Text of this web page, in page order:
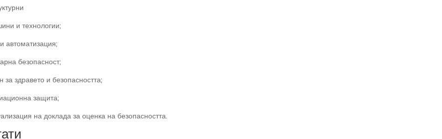
и технологии;
автоматизация;
безопасност;
за здравето и безопасността;
защита;
на доклада за оценка на безопасността.